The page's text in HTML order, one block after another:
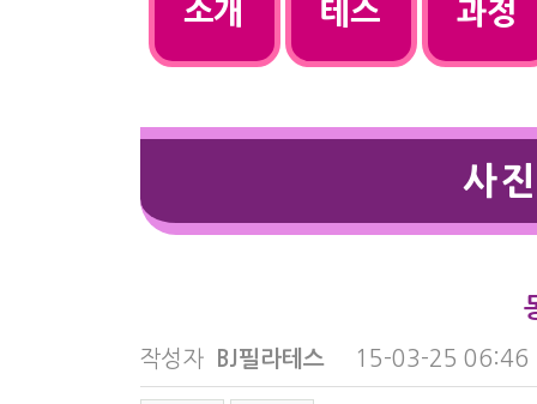
소개
테스
과정
사
작성자 BJ필라테스 15-03-25 06:46